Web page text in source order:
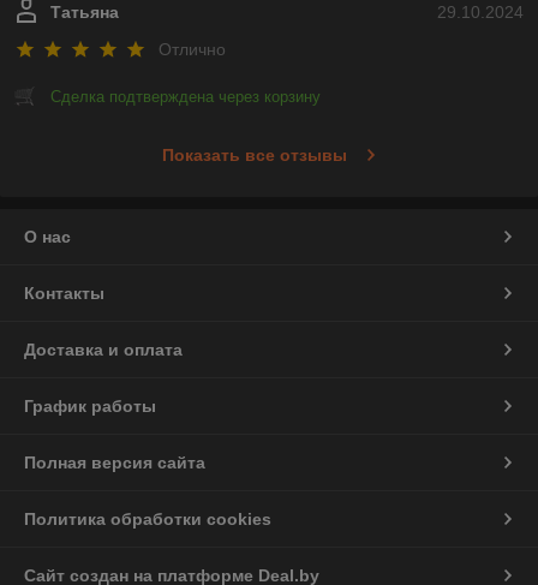
29.10.2024
Татьяна
Отлично
Сделка подтверждена через корзину
Показать все отзывы
О нас
Контакты
Доставка и оплата
График работы
Полная версия сайта
Политика обработки cookies
Сайт создан на платформе Deal.by